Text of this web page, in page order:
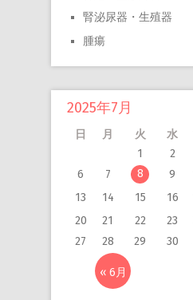
腎泌尿器・生殖器
腫瘍
2025年7月
日 月 火 水
« 6月
1 2
6
7 8 9
13
14 15 16
20
21 22 23
27
28 29 30